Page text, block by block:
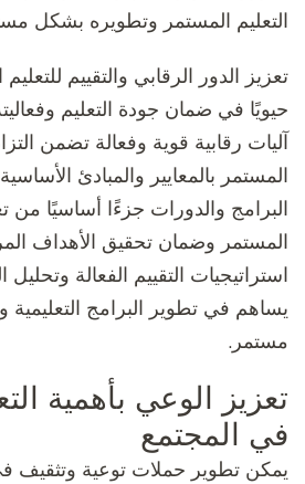
التعليم المستمر وتطويره بشكل
تعزيز الدور الرقابي والتقييم
حيويًا في ضمان جودة التعليم
آليات رقابية قوية وفعالة تضمن
المستمر بالمعايير والمبادئ
البرامج والدورات جزءًا أساسيًا من
المستمر وضمان تحقيق الأهداف
استراتيجيات التقييم الفعالة
يساهم في تطوير البرامج
مستمر.
تعزيز الوعي بأهمية
في المجتمع
يمكن تطوير حملات توعية وتثقيف